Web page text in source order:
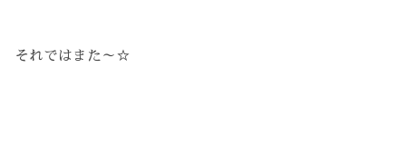
それではまた～☆